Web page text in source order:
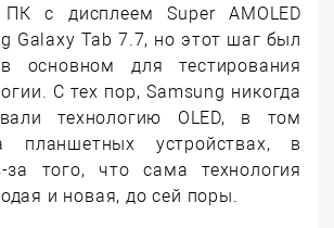
с дисплеем Super AMOLED
Galaxy Tab 7.7, но этот шаг был
основном для тестирования
С тех пор, Samsung никогда
технологию OLED, в том
устройствах, в
за того, что сама технология
и новая, до сей поры.